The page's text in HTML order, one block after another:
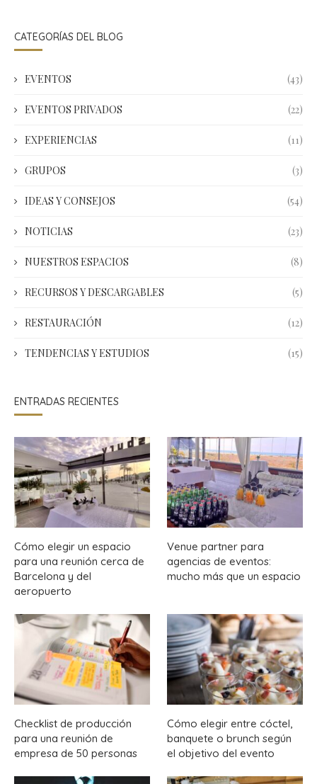
CATEGORÍAS DEL BLOG
EVENTOS (43)
EVENTOS PRIVADOS (22)
EXPERIENCIAS (11)
GRUPOS (3)
IDEAS Y CONSEJOS (54)
NOTICIAS (23)
NUESTROS ESPACIOS (8)
RECURSOS Y DESCARGABLES (5)
RESTAURACIÓN (12)
TENDENCIAS Y ESTUDIOS (15)
ENTRADAS RECIENTES
Cómo elegir un espacio
para una reunión cerca de
Barcelona y del
aeropuerto
Venue partner para
agencias de eventos:
mucho más que un espacio
Checklist de producción
para una reunión de
empresa de 50 personas
Cómo elegir entre cóctel,
banquete o brunch según
el objetivo del evento